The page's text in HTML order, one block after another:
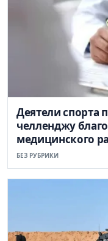
Деятели спорта
челленджу
медицинского
БЕЗ РУБРИКИ